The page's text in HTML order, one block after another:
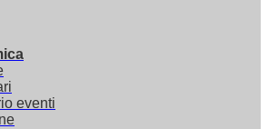
eventi